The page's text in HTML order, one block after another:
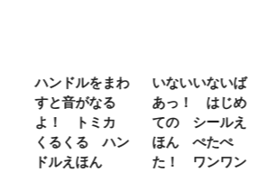
ハンドルをまわ
すと音がなる
よ！ トミカ
くるくる ハン
ドルえほん
いないいないば
あっ！ はじめ
ての シールえ
ほん ぺたぺ
た！ ワンワン